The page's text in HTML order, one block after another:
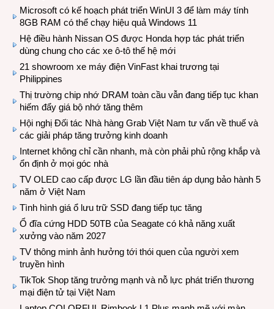
Microsoft có kế hoạch phát triển WinUI 3 để làm máy tính
8GB RAM có thể chạy hiệu quả Windows 11
Hệ điều hành Nissan OS được Honda hợp tác phát triển
dùng chung cho các xe ô-tô thế hệ mới
21 showroom xe máy điện VinFast khai trương tại
Philippines
Thị trường chip nhớ DRAM toàn cầu vẫn đang tiếp tục khan
hiếm đẩy giá bộ nhớ tăng thêm
Hội nghị Đối tác Nhà hàng Grab Việt Nam tư vấn về thuế và
các giải pháp tăng trưởng kinh doanh
Internet không chỉ cần nhanh, mà còn phải phủ rộng khắp và
ổn định ở mọi góc nhà
TV OLED cao cấp được LG lần đầu tiên áp dụng bảo hành 5
năm ở Việt Nam
Tình hình giá ổ lưu trữ SSD đang tiếp tục tăng
Ổ đĩa cứng HDD 50TB của Seagate có khả năng xuất
xưởng vào năm 2027
TV thông minh ảnh hưởng tới thói quen của người xem
truyền hình
TikTok Shop tăng trưởng mạnh và nỗ lực phát triển thương
mại điện tử tại Việt Nam